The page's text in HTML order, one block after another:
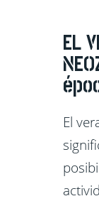
EL
El